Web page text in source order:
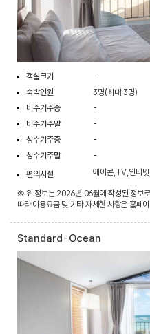
객실크기
-
숙박인원
3명(최대 3명)
비수기주중
-
비수기주말
-
성수기주중
-
성수기주말
-
편의시설
에어콘,TV,인터
※ 위 정보는 2026년 06월에 작성된 정보
따라 이용요금 및 기타 자세한 사항은 홈페
Standard-Ocean